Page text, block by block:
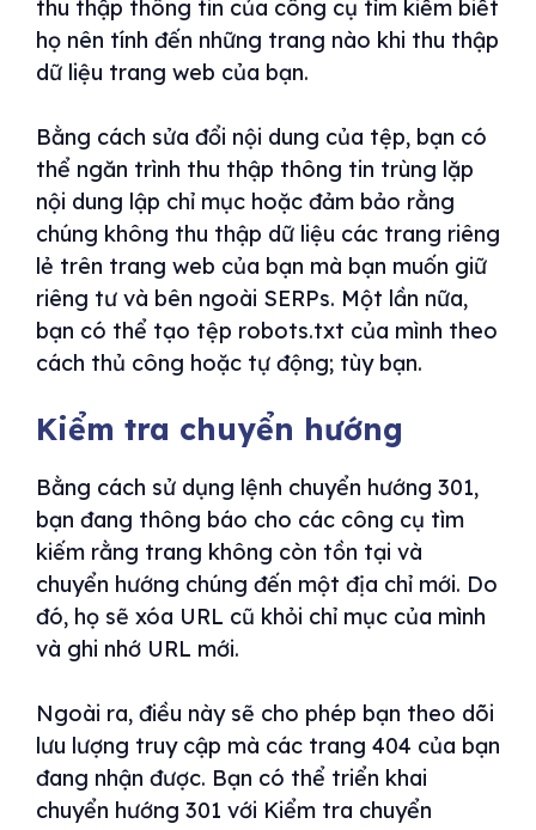
thu thập thông tin của công cụ tìm kiếm biết
họ nên tính đến những trang nào khi thu thập
dữ liệu trang web của bạn.
Bằng cách sửa đổi nội dung của tệp, bạn có
thể ngăn trình thu thập thông tin trùng lặp
nội dung lập chỉ mục hoặc đảm bảo rằng
chúng không thu thập dữ liệu các trang riêng
lẻ trên trang web của bạn mà bạn muốn giữ
riêng tư và bên ngoài SERPs. Một lần nữa,
bạn có thể tạo tệp robots.txt của mình theo
cách thủ công hoặc tự động; tùy bạn.
Kiểm tra chuyển hướng
Bằng cách sử dụng lệnh chuyển hướng 301,
bạn đang thông báo cho các công cụ tìm
kiếm rằng trang không còn tồn tại và
chuyển hướng chúng đến một địa chỉ mới. Do
đó, họ sẽ xóa URL cũ khỏi chỉ mục của mình
và ghi nhớ URL mới.
Ngoài ra, điều này sẽ cho phép bạn theo dõi
lưu lượng truy cập mà các trang 404 của bạn
đang nhận được. Bạn có thể triển khai
chuyển hướng 301 với Kiểm tra chuyển